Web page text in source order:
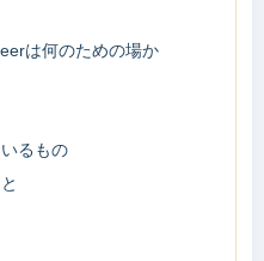
は何のための場か
るもの